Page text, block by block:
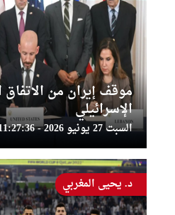
موقف إيران من الاتفاق
الإسرائيلي
السبت 27 يونيو 2026 - 11:27:36
د. يحيى المغربي